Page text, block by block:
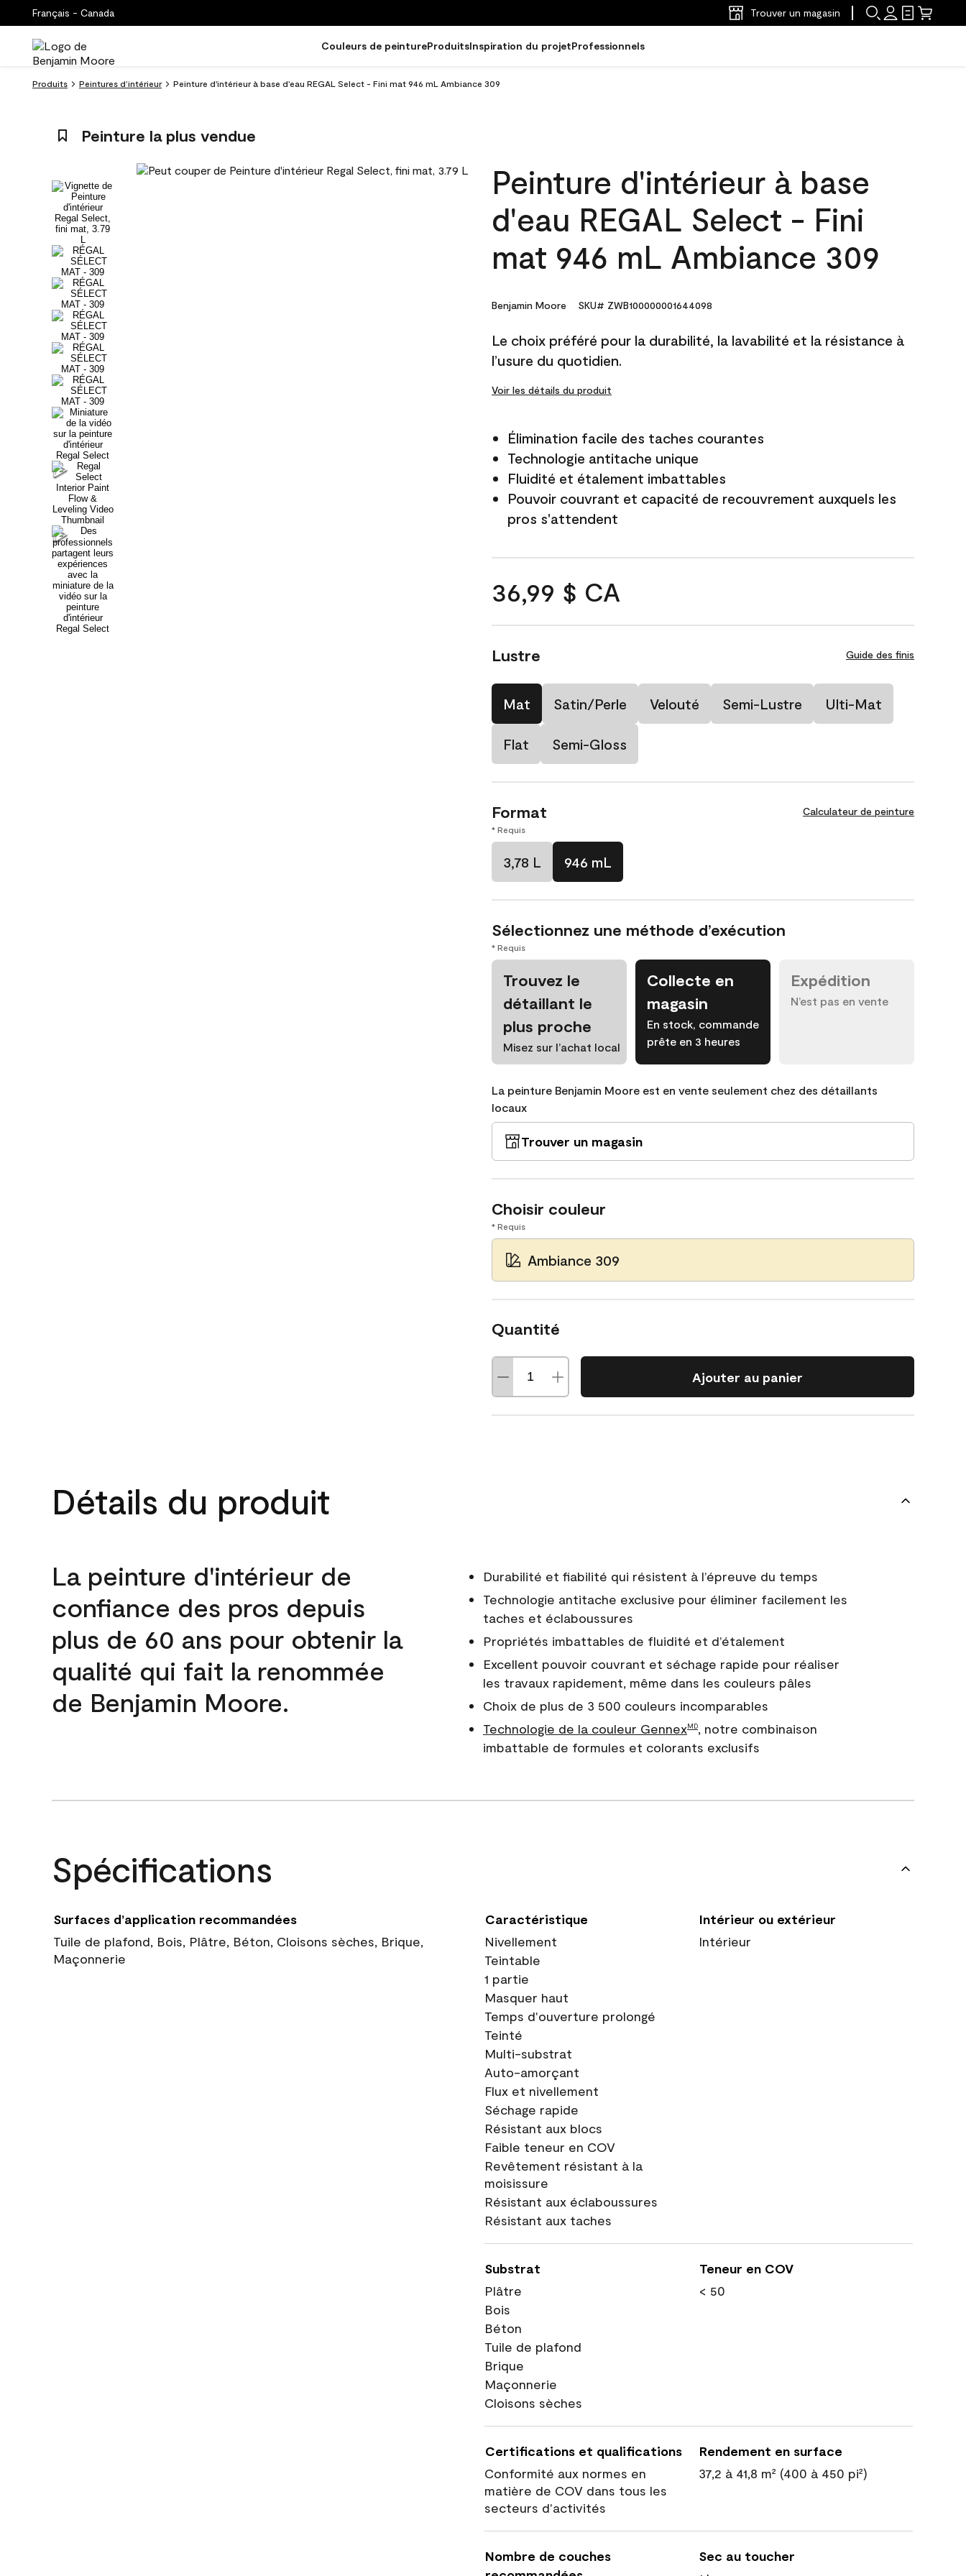
Français - Canada Trouver un magasin
Couleurs de peintureProduitsInspiration du projetProfessionnels
Produits Peintures d’intérieur Peinture d'intérieur à base d'eau REGAL Select - Fini mat 946 mL Ambiance 309
Peinture la plus vendue
Peinture d'intérieur à base
d'eau REGAL Select - Fini
mat 946 mL Ambiance 309
Benjamin Moore SKU# ZWB100000001644098
Le choix préféré pour la durabilité, la lavabilité et la résistance à
l’usure du quotidien.
Voir les détails du produit
Élimination facile des taches courantes
Technologie antitache unique
Fluidité et étalement imbattables
Pouvoir couvrant et capacité de recouvrement auxquels les
pros s'attendent
36,99 $ CA
Lustre Guide des finis
Mat Satin/Perle Velouté Semi-Lustre Ulti-Mat
Flat Semi-Gloss
Format Calculateur de peinture
* Requis
3,78 L 946 mL
Sélectionnez une méthode d’exécution
* Requis
Trouvez le
détaillant le
plus proche
Misez sur l’achat local
Collecte en
magasin
En stock, commande
prête en 3 heures
Expédition
N’est pas en vente
La peinture Benjamin Moore est en vente seulement chez des détaillants
locaux
Trouver un magasin
Choisir couleur
* Requis
Ambiance 309
Quantité
Ajouter au panier
Détails du produit
La peinture d'intérieur de
confiance des pros depuis
plus de 60 ans pour obtenir la
qualité qui fait la renommée
de Benjamin Moore.
Durabilité et fiabilité qui résistent à l’épreuve du temps
Technologie antitache exclusive pour éliminer facilement les
taches et éclaboussures
Propriétés imbattables de fluidité et d’étalement
Excellent pouvoir couvrant et séchage rapide pour réaliser
les travaux rapidement, même dans les couleurs pâles
Choix de plus de 3 500 couleurs incomparables
Technologie de la couleur GennexMD, notre combinaison
imbattable de formules et colorants exclusifs
Spécifications
Surfaces d’application recommandées
Tuile de plafond, Bois, Plâtre, Béton, Cloisons sèches, Brique,
Maçonnerie
Caractéristique
Nivellement
Teintable
1 partie
Masquer haut
Temps d'ouverture prolongé
Teinté
Multi-substrat
Auto-amorçant
Flux et nivellement
Séchage rapide
Résistant aux blocs
Faible teneur en COV
Revêtement résistant à la
moisissure
Résistant aux éclaboussures
Résistant aux taches
Intérieur ou extérieur
Intérieur
Substrat
Plâtre
Bois
Béton
Tuile de plafond
Brique
Maçonnerie
Cloisons sèches
Teneur en COV
< 50
Certifications et qualifications
Conformité aux normes en
matière de COV dans tous les
secteurs d'activités
Rendement en surface
37,2 à 41,8 m² (400 à 450 pi²)
Nombre de couches
Sec au toucher